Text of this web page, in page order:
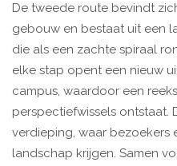
De tweede route bevindt
gebouw en bestaat uit een
die als een zachte spiraal
elke stap opent een nieuw
campus, waardoor een
perspectiefwissels ontstaat.
verdieping, waar bezoekers
landschap krijgen. Samen